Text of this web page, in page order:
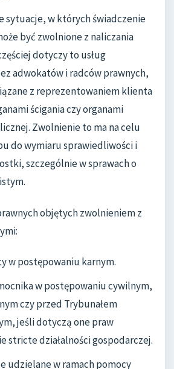
sytuacje, w których świadczenie
być zwolnione z naliczania
dotyczy to usług
adwokatów i radców prawnych,
z reprezentowaniem klienta
ścigania czy organami
Zwolnienie to ma na celu
do wymiaru sprawiedliwości i
szczególnie w sprawach o
objętych zwolnieniem z
w postępowaniu karnym.
w postępowaniu cywilnym,
czy przed Trybunałem
jeśli dotyczą one praw
stricte działalności gospodarczej.
udzielane w ramach pomocy